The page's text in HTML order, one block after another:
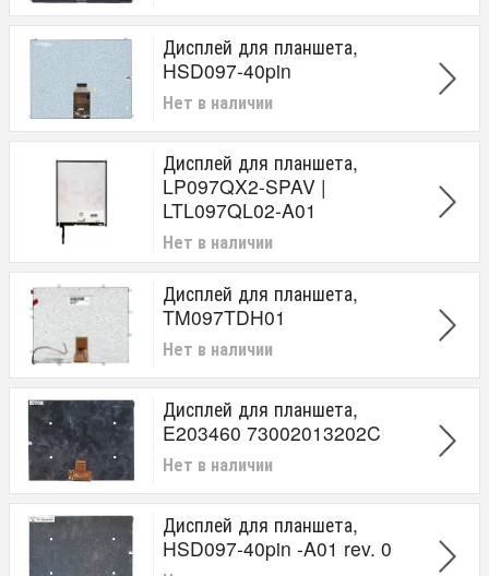
Дисплей для планшета,
HSD097-40pin
Нет в наличии
Дисплей для планшета,
LP097QX2-SPAV |
LTL097QL02-A01
Нет в наличии
Дисплей для планшета,
TM097TDH01
Нет в наличии
Дисплей для планшета,
E203460 73002013202C
Нет в наличии
Дисплей для планшета,
HSD097-40pin -A01 rev. 0